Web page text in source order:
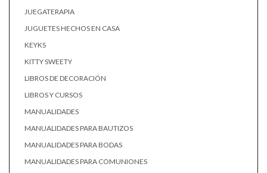
JUEGATERAPIA
JUGUETES HECHOS EN CASA
KEYKS
KITTY SWEETY
LIBROS DE DECORACIÓN
LIBROS Y CURSOS
MANUALIDADES
MANUALIDADES PARA BAUTIZOS
MANUALIDADES PARA BODAS
MANUALIDADES PARA COMUNIONES